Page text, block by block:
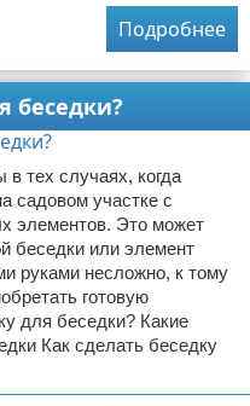
Подробнее
беседки?
тех случаях, когда
садовом участке с
элементов. Это может
беседки или элемент
руками несложно, к тому
готовую
для беседки? Какие
Как сделать беседку